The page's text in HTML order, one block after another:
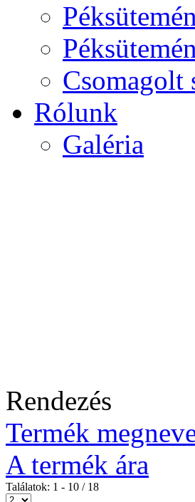
Csomagolt
Rólunk
Galéria
Rendezés
Termék
A termék ára
Találatok: 1 - 10 / 18